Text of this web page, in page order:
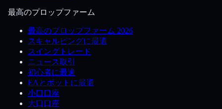
最高のプロップファーム
最高のプロップファーム 2026
スキャルピングに最適
スイングトレード
ニュース取引
初心者に最適
EAとボットに最適
小口口座
大口口座